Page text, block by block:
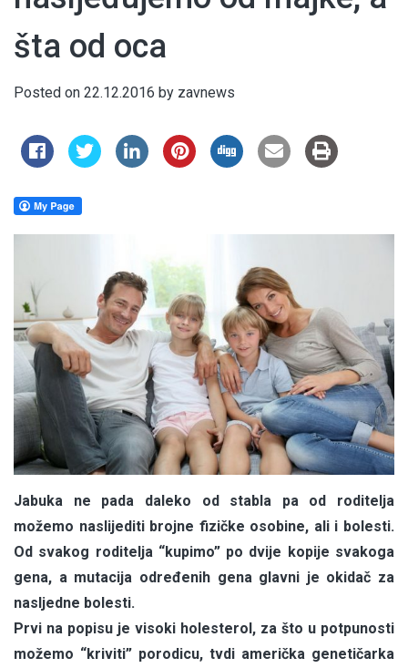
šta od oca
Posted on 22.12.2016 by zavnews
Jabuka ne pada daleko od stabla pa od roditelja
možemo naslijediti brojne fizičke osobine, ali i bolesti.
Od svakog roditelja “kupimo” po dvije kopije svakoga
gena, a mutacija određenih gena glavni je okidač za
nasljedne bolesti.
Prvi na popisu je visoki holesterol, za što u potpunosti
možemo “kriviti” porodicu, tvdi američka genetičarka